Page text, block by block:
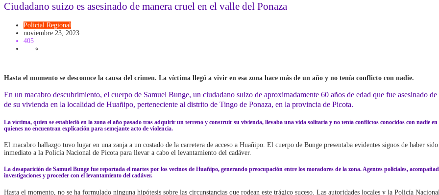
Ciudadano suizo es asesinado de manera cruel en el valle del Ponaza
Policial Regional
noviembre 23, 2023
405
Hasta el momento se desconoce la causa del crimen. La víctima llegó a vivir en esa zona hace más de un año y no tenía conflicto con nadie.
En un macabro descubrimiento, el cuerpo de Samuel Bunge, un ciudadano suizo de aproximadamente 60 años de edad que fue asesinado
de su vivienda en la localidad de Huañipo, perteneciente al distrito de Tingo de Ponaza, en la provincia de Picota.
La víctima, quien se estableció en la zona el año pasado tras adquirir un terreno y construir su vivienda, llevaba una vida solitaria y no tenía conflictos conocidos con nadie
quienes no encuentran explicación para semejante acto de violencia.
El macabro hallazgo tuvo lugar en una zanja a un costado de la carretera de acceso a Huañipo. El cuerpo de Bunge presentaba evidentes signos de haber
inmediato a la Policía Nacional de Picota para llevar a cabo el levantamiento del cadáver.
La desaparición de Samuel Bunge fue reportada el martes por los vecinos de Huañipo, generando preocupación entre los moradores de la zona. Agentes policiales,
investigaciones y proceder con el levantamiento del cadáver.
Hasta el momento, no se ha formulado ninguna hipótesis sobre las circunstancias que rodean este trágico suceso. Las autoridades locales y la Policía